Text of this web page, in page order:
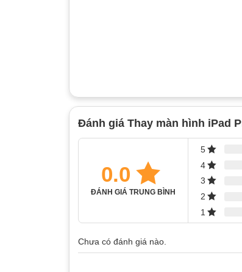
Đánh giá Thay màn hình iPad
0.0
ĐÁNH GIÁ TRUNG BÌNH
5
4
3
2
1
Chưa có đánh giá nào.